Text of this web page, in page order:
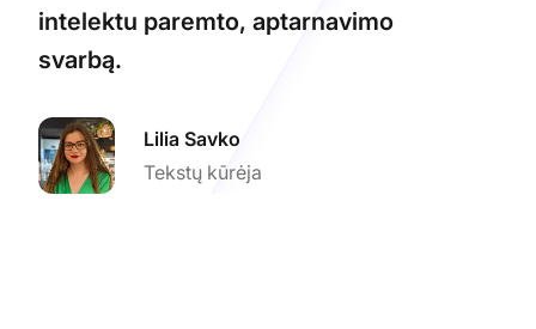
intelektu paremto, aptarnavimo
svarbą.
Lilia Savko
Tekstų kūrėja